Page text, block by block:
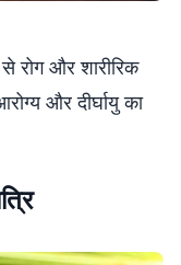
रोग और शारीरिक
और दीर्घायु का